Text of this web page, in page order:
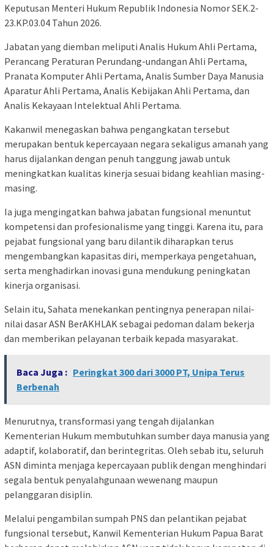
Keputusan Menteri Hukum Republik Indonesia Nomor SEK.2-
23.KP.03.04 Tahun 2026.
Jabatan yang diemban meliputi Analis Hukum Ahli Pertama,
Perancang Peraturan Perundang-undangan Ahli Pertama,
Pranata Komputer Ahli Pertama, Analis Sumber Daya Manusia
Aparatur Ahli Pertama, Analis Kebijakan Ahli Pertama, dan
Analis Kekayaan Intelektual Ahli Pertama.
Kakanwil menegaskan bahwa pengangkatan tersebut
merupakan bentuk kepercayaan negara sekaligus amanah yang
harus dijalankan dengan penuh tanggung jawab untuk
meningkatkan kualitas kinerja sesuai bidang keahlian masing-
masing.
Ia juga mengingatkan bahwa jabatan fungsional menuntut
kompetensi dan profesionalisme yang tinggi. Karena itu, para
pejabat fungsional yang baru dilantik diharapkan terus
mengembangkan kapasitas diri, memperkaya pengetahuan,
serta menghadirkan inovasi guna mendukung peningkatan
kinerja organisasi.
Selain itu, Sahata menekankan pentingnya penerapan nilai-
nilai dasar ASN BerAKHLAK sebagai pedoman dalam bekerja
dan memberikan pelayanan terbaik kepada masyarakat.
Baca Juga : Peringkat 300 dari 3000 PT, Unipa Terus
Berbenah
Menurutnya, transformasi yang tengah dijalankan
Kementerian Hukum membutuhkan sumber daya manusia yang
adaptif, kolaboratif, dan berintegritas. Oleh sebab itu, seluruh
ASN diminta menjaga kepercayaan publik dengan menghindari
segala bentuk penyalahgunaan wewenang maupun
pelanggaran disiplin.
Melalui pengambilan sumpah PNS dan pelantikan pejabat
fungsional tersebut, Kanwil Kementerian Hukum Papua Barat